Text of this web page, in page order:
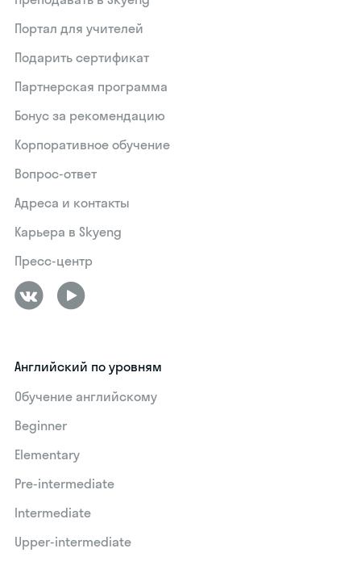
Портал для учителей
Подарить сертификат
Партнерская программа
Бонус за рекомендацию
Корпоративное обучение
Вопрос-ответ
Адреса и контакты
Карьера в Skyeng
Пресс-центр
Английский по уровням
Обучение английскому
Beginner
Elementary
Pre-intermediate
Intermediate
Upper-intermediate